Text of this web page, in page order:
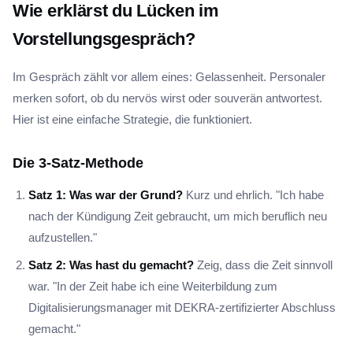
Wie erklärst du Lücken im
Vorstellungsgespräch?
Im Gespräch zählt vor allem eines: Gelassenheit. Personaler
merken sofort, ob du nervös wirst oder souverän antwortest.
Hier ist eine einfache Strategie, die funktioniert.
Die 3-Satz-Methode
Satz 1: Was war der Grund? Kurz und ehrlich. "Ich habe
nach der Kündigung Zeit gebraucht, um mich beruflich neu
aufzustellen."
Satz 2: Was hast du gemacht? Zeig, dass die Zeit sinnvoll
war. "In der Zeit habe ich eine Weiterbildung zum
Digitalisierungsmanager mit DEKRA-zertifizierter Abschluss
gemacht."